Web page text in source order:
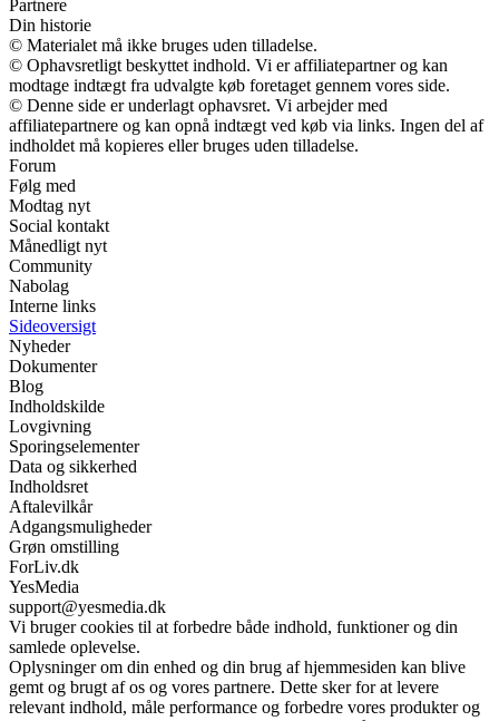
Partnere
Din historie
© Materialet må ikke bruges uden tilladelse.
© Ophavsretligt beskyttet indhold. Vi er affiliatepartner og kan
modtage indtægt fra udvalgte køb foretaget gennem vores side.
© Denne side er underlagt ophavsret. Vi arbejder med
affiliatepartnere og kan opnå indtægt ved køb via links. Ingen del af
indholdet må kopieres eller bruges uden tilladelse.
Forum
Følg med
Modtag nyt
Social kontakt
Månedligt nyt
Community
Nabolag
Interne links
Sideoversigt
Nyheder
Dokumenter
Blog
Indholdskilde
Lovgivning
Sporingselementer
Data og sikkerhed
Indholdsret
Aftalevilkår
Adgangsmuligheder
Grøn omstilling
ForLiv.dk
YesMedia
support@yesmedia.dk
Vi bruger cookies til at forbedre både indhold, funktioner og din
samlede oplevelse.
Oplysninger om din enhed og din brug af hjemmesiden kan blive
gemt og brugt af os og vores partnere. Dette sker for at levere
relevant indhold, måle performance og forbedre vores produkter og